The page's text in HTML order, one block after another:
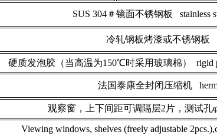
SUS 304＃镜面不锈钢板 stainless
冷轧钢板烤漆或不锈钢
硬质发泡胶（当高温为150℃时采用玻璃棉） rigid
法国泰康全封闭压缩机
观察窗，上下间距可调隔层2片，测试孔
Viewing windows, shelves (freely adjustable